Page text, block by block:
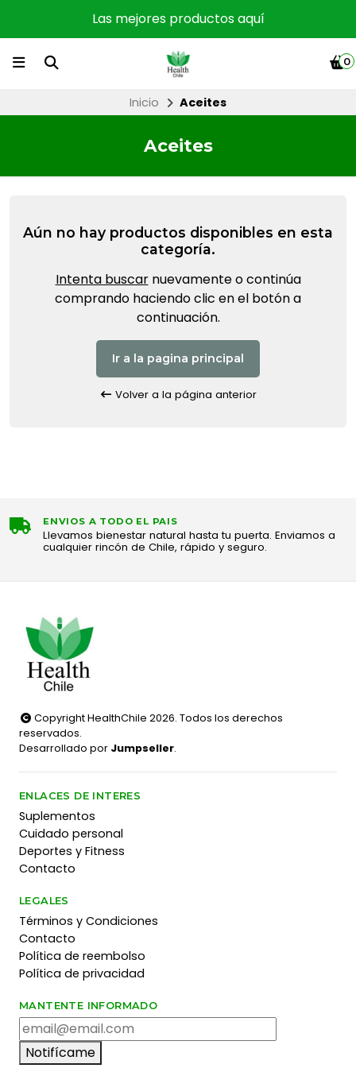
Las mejores productos aquí
0
Inicio Aceites
Aceites
Aún no hay productos disponibles en esta
categoría.
Intenta buscarnuevamente o continúa
comprando haciendo clic en el botón a
continuación.
Ir a la pagina principal
Volver a la página anterior
ENVIOS A TODO EL PAIS
Llevamos bienestar natural hasta tu puerta. Enviamos a
cualquier rincón de Chile, rápido y seguro.
Copyright HealthChile 2026. Todos los derechos
reservados.
Desarrollado por Jumpseller.
ENLACES DE INTERES
Suplementos
Cuidado personal
Deportes y Fitness
Contacto
LEGALES
Términos y Condiciones
Contacto
Política de reembolso
Política de privacidad
MANTENTE INFORMADO
Notifícame